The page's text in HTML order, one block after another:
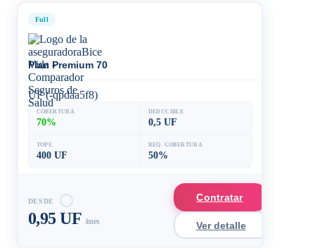
Full
Plan Premium 70
UF (-qpdaa5f8)
COBERTURA
70%
DEDUCIBLE
0,5 UF
TOPE
400 UF
REQ. COBERTURA
50%
DESDE
0,95 UF /mes
Contratar
Ver detalle